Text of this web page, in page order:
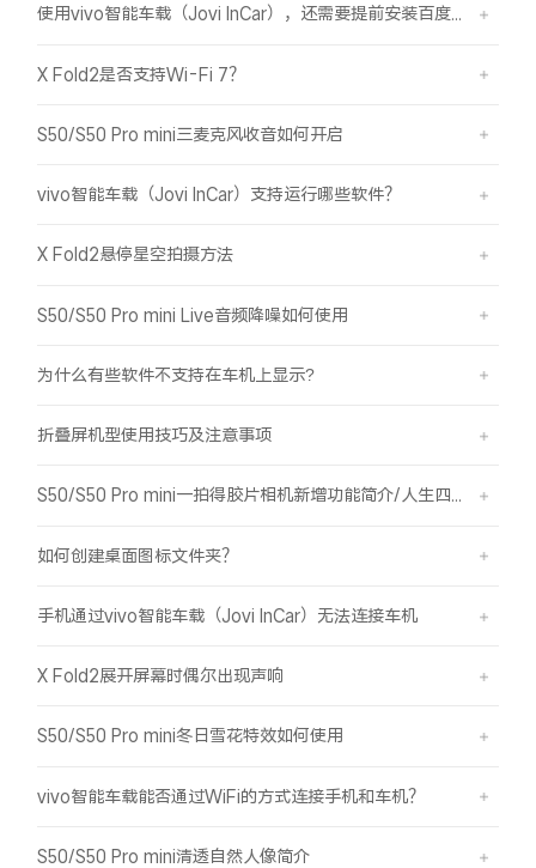
使用vivo智能车载（Jovi InCar），还需要提前安装百度CarLife+软件吗？
X Fold2是否支持Wi-Fi 7？
S50/S50 Pro mini三麦克风收音如何开启
vivo智能车载（Jovi InCar）支持运行哪些软件？
X Fold2悬停星空拍摄方法
S50/S50 Pro mini Live音频降噪如何使用
为什么有些软件不支持在车机上显示?
折叠屏机型使用技巧及注意事项
S50/S50 Pro mini一拍得胶片相机新增功能简介/人生四格如何拍摄
如何创建桌面图标文件夹？
手机通过vivo智能车载（Jovi InCar）无法连接车机
X Fold2展开屏幕时偶尔出现声响
S50/S50 Pro mini冬日雪花特效如何使用
vivo智能车载能否通过WiFi的方式连接手机和车机？
S50/S50 Pro mini清透自然人像简介